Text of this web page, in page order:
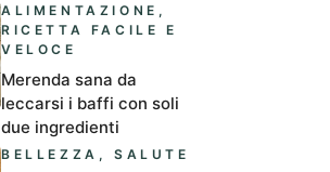
ALIMENTAZIONE ,
RICETTA FACILE E
VELOCE
Merenda sana da
leccarsi i baffi con soli
due ingredienti
BELLEZZA ,SALUTE